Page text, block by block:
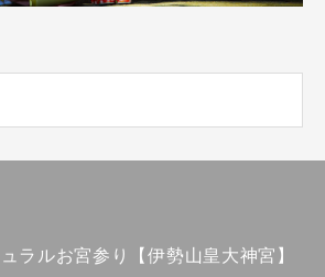
ラルお宮参り【伊勢山皇大神宮】